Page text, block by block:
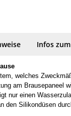
Infos
welches
am Brausepaneel
nur einen
den Silikondüsen